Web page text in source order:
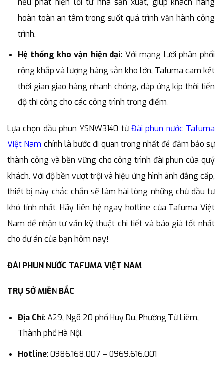
nếu phát hiện lỗi từ nhà sản xuất, giúp khách hàng
hoàn toàn an tâm trong suốt quá trình vận hành công
trình.
Hệ thống kho vận hiện đại: Với mạng lưới phân phối
rộng khắp và lượng hàng sẵn kho lớn, Tafuma cam kết
thời gian giao hàng nhanh chóng, đáp ứng kịp thời tiến
độ thi công cho các công trình trọng điểm.
Lựa chọn đầu phun YSNW3140 từĐài phun nước Tafuma
Việt Nam chính là bước đi quan trọng nhất để đảm bảo sự
thành công và bền vững cho công trình đài phun của quý
khách. Với độ bền vượt trội và hiệu ứng hình ảnh đẳng cấp,
thiết bị này chắc chắn sẽ làm hài lòng những chủ đầu tư
khó tính nhất. Hãy liên hệ ngay hotline của Tafuma Việt
Nam để nhận tư vấn kỹ thuật chi tiết và báo giá tốt nhất
cho dự án của bạn hôm nay!
ĐÀI PHUN NƯỚC TAFUMA VIỆT NAM
TRỤ SỞ MIỀN BẮC
Địa Chỉ: A29, Ngõ 20 phố Huy Du, Phường Từ Liêm,
Thành phố Hà Nội.
Hotline: 0986.168.007 – 0969.616.001